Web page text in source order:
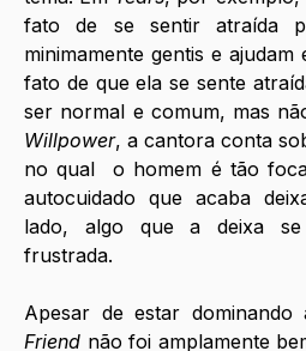
fato de se sentir atraída
minimamente gentis e
fato de que ela se sente
ser normal e comum, mas
Willpower, a cantora conta
no qual  o homem é tão
autocuidado que acaba
lado, algo que a deixa se
frustrada.
Apesar de estar
Friend não foi amplamente